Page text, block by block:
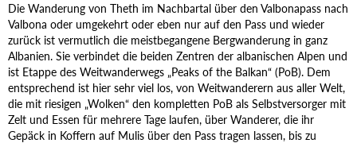
Die Wanderung von Theth im Nachbartal über den Valbonapass nach
Valbona oder umgekehrt oder eben nur auf den Pass und wieder
zurück ist vermutlich die meistbegangene Bergwanderung in ganz
Albanien. Sie verbindet die beiden Zentren der albanischen Alpen und
ist Etappe des Weitwanderwegs „Peaks of the Balkan“ (PoB). Dem
entsprechend ist hier sehr viel los, von Weitwanderern aus aller Welt,
die mit riesigen „Wolken“ den kompletten PoB als Selbstversorger mit
Zelt und Essen für mehrere Tage laufen, über Wanderer, die ihr
Gepäck in Koffern auf Mulis über den Pass tragen lassen, bis zu